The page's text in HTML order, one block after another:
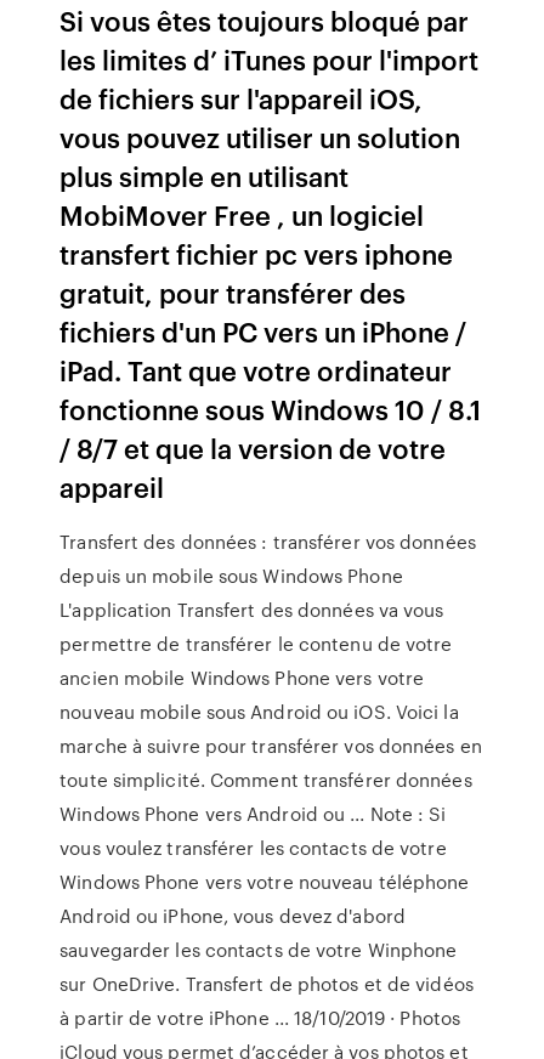
Si vous êtes toujours bloqué par
les limites d’ iTunes pour l'import
de fichiers sur l'appareil iOS,
vous pouvez utiliser un solution
plus simple en utilisant
MobiMover Free , un logiciel
transfert fichier pc vers iphone
gratuit, pour transférer des
fichiers d'un PC vers un iPhone /
iPad. Tant que votre ordinateur
fonctionne sous Windows 10 / 8.1
/ 8/7 et que la version de votre
appareil
Transfert des données : transférer vos données
depuis un mobile sous Windows Phone
L'application Transfert des données va vous
permettre de transférer le contenu de votre
ancien mobile Windows Phone vers votre
nouveau mobile sous Android ou iOS. Voici la
marche à suivre pour transférer vos données en
toute simplicité. Comment transférer données
Windows Phone vers Android ou ... Note : Si
vous voulez transférer les contacts de votre
Windows Phone vers votre nouveau téléphone
Android ou iPhone, vous devez d'abord
sauvegarder les contacts de votre Winphone
sur OneDrive. Transfert de photos et de vidéos
à partir de votre iPhone ... 18/10/2019 · Photos
iCloud vous permet d’accéder à vos photos et